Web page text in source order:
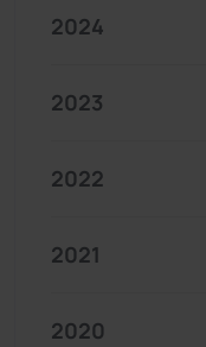
2024
2023
2022
2021
2020